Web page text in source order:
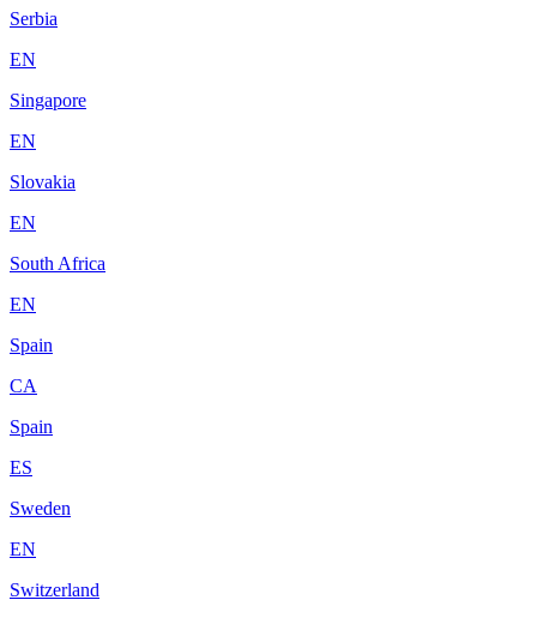
Serbia
EN
Singapore
EN
Slovakia
EN
South Africa
EN
Spain
CA
Spain
ES
Sweden
EN
Switzerland